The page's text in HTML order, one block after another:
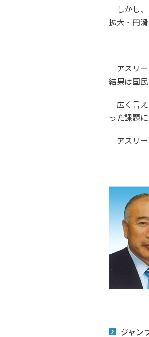
しかし、
拡大・円
アスリー
結果は国
広く言え
った課題
アスリー
ジャン